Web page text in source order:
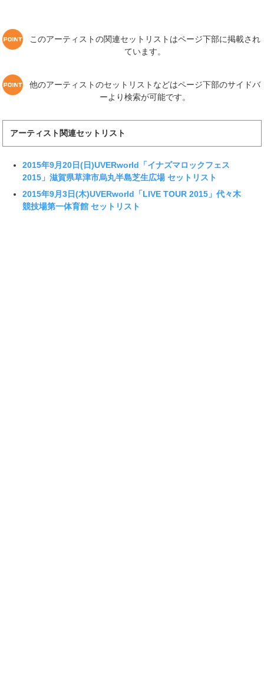
このアーティストの関連セットリストはページ下部に掲載され
ています。
他のアーティストのセットリストなどはページ下部のサイドバ
ーより検索が可能です。
アーティスト関連セットリスト
2015年9月20日(日)UVERworld「イナズマロックフェス
2015」滋賀県草津市烏丸半島芝生広場 セットリスト
2015年9月3日(木)UVERworld「LIVE TOUR 2015」代々木
競技場第一体育館 セットリスト